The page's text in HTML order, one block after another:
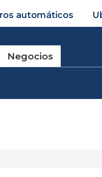
automáticos
Negocios